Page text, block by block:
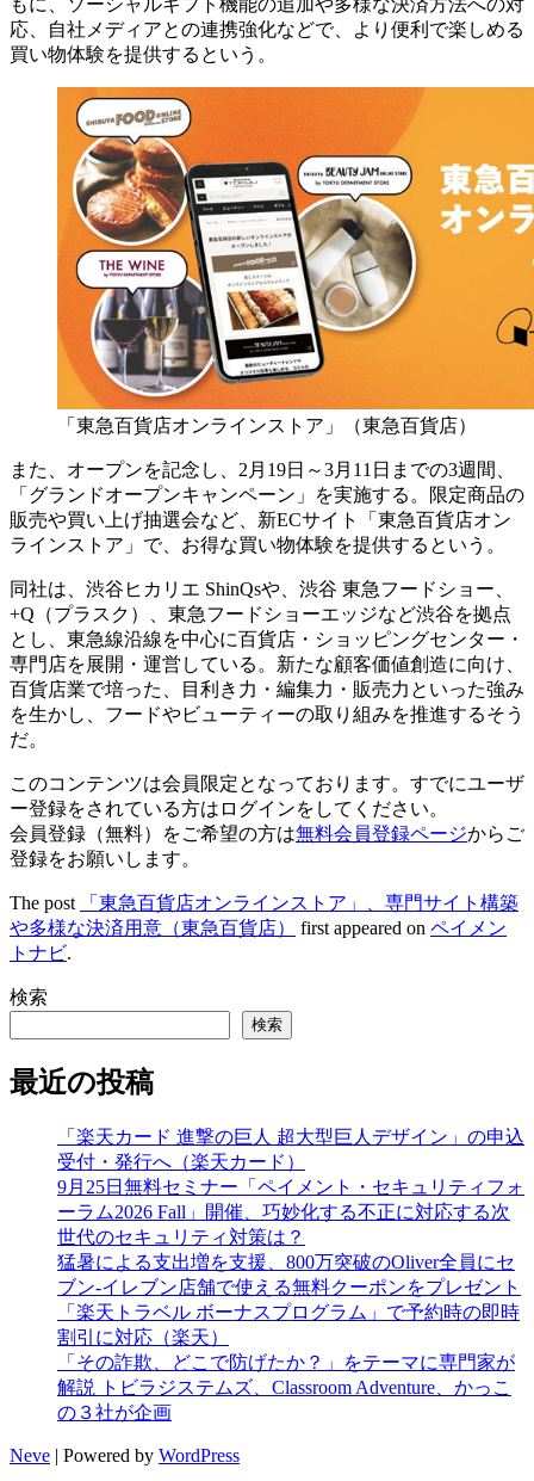
応、自社メディアとの連携強化などで、より便利で楽しめる
買い物体験を提供するという。
「東急百貨店オンラインストア」（東急百貨店）
また、オープンを記念し、2月19日～3月11日までの3週間、
「グランドオープンキャンペーン」を実施する。限定商品の
販売や買い上げ抽選会など、新ECサイト「東急百貨店オン
ラインストア」で、お得な買い物体験を提供するという。
同社は、渋谷ヒカリエ ShinQsや、渋谷 東急フードショー、
+Q（プラスク）、東急フードショーエッジなど渋谷を拠点
とし、東急線沿線を中心に百貨店・ショッピングセンター・
専門店を展開・運営している。新たな顧客価値創造に向け、
百貨店業で培った、目利き力・編集力・販売力といった強み
を生かし、フードやビューティーの取り組みを推進するそう
だ。
このコンテンツは会員限定となっております。すでにユーザ
ー登録をされている方はログインをしてください。
会員登録（無料）をご希望の方は無料会員登録ページからご
登録をお願いします。
The post
「東急百貨店オンラインストア」、専門サイト構築
や多様な決済用意（東急百貨店）
first appeared on ペイメン
トナビ.
検索
検索
最近の投稿
「楽天カード 進撃の巨人 超大型巨人デザイン」の申込
受付・発行へ（楽天カード）
9月25日無料セミナー「ペイメント・セキュリティフォ
ーラム2026 Fall」開催、巧妙化する不正に対応する次
世代のセキュリティ対策は？
猛暑による支出増を支援、800万突破のOliver全員にセ
ブン‐イレブン店舗で使える無料クーポンをプレゼント
「楽天トラベル ボーナスプログラム」で予約時の即時
割引に対応（楽天）
「その詐欺、どこで防げたか？」をテーマに専門家が
解説 トビラジステムズ、Classroom Adventure、かっこ
の３社が企画
Neve | Powered by WordPress